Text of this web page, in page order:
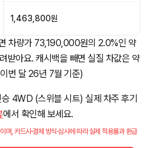
1,463,800원
차량가 73,190,000원의 2.0%인 약
받아요. 캐시백을 빼면 실질 차값은 약
번 달 26년 7월 기준)
4WD (스위블 시트) 실제 차주 후기
에서 확인해 보세요.
며, 카드사·결제 방식·심사에 따라 실제 적용률과 환급